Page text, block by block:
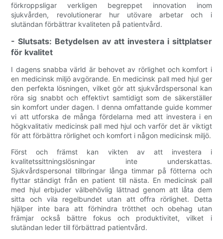
förkroppsligar verkligen begreppet innovation inom
sjukvården, revolutionerar hur utövare arbetar och i
slutändan förbättrar kvaliteten på patientvård.
- Slutsats: Betydelsen av att investera i sittplatser
för kvalitet
I dagens snabba värld är behovet av rörlighet och komfort i
en medicinsk miljö avgörande. En medicinsk pall med hjul ger
den perfekta lösningen, vilket gör att sjukvårdspersonal kan
röra sig snabbt och effektivt samtidigt som de säkerställer
sin komfort under dagen. I denna omfattande guide kommer
vi att utforska de många fördelarna med att investera i en
högkvalitativ medicinsk pall med hjul och varför det är viktigt
för att förbättra rörlighet och komfort i någon medicinsk miljö.
Först och främst kan vikten av att investera i
kvalitetssittningslösningar inte underskattas.
Sjukvårdspersonal tillbringar långa timmar på fötterna och
flyttar ständigt från en patient till nästa. En medicinsk pall
med hjul erbjuder välbehövlig lättnad genom att låta dem
sitta och vila regelbundet utan att offra rörlighet. Detta
hjälper inte bara att förhindra trötthet och obehag utan
främjar också bättre fokus och produktivitet, vilket i
slutändan leder till förbättrad patientvård.